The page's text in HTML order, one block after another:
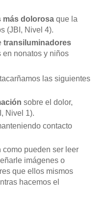
más dolorosa que la
(JBI, Nivel 4).
transiluminadores
en nonatos y niños
las siguientes
sobre el dolor,
Nivel 1).
contacto
como pueden ser leer
imágenes o
que ellos mismos
hacemos el